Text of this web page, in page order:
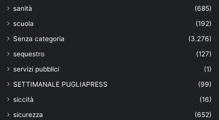
sanità
(685)
scuola
(192)
Senza categoria
(3.276)
sequestro
(127)
servizi pubblici
(1)
SETTIMANALE PUGLIAPRESS
(99)
siccità
(16)
sicurezza
(652)